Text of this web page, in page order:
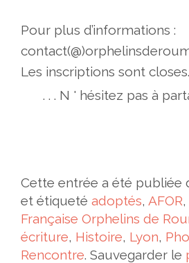
Pour plus d’informations :
Les inscriptions sont closes.
. . . N ' hésitez pas à
Cette entrée a été publiée
et étiqueté adoptés, AFOR,
Française Orphelins de
écriture, Histoire, Lyon,
Rencontre. Sauvegarder le